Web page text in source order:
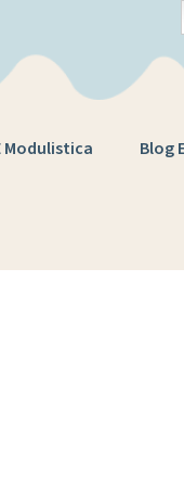
Modulistica Blog